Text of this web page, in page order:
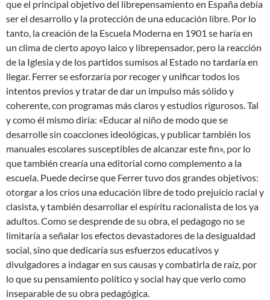
que el principal objetivo del librepensamiento en España debía
ser el desarrollo y la protección de una educación libre. Por lo
tanto, la creación de la Escuela Moderna en 1901 se haría en
un clima de cierto apoyo laico y librepensador, pero la reacción
de la Iglesia y de los partidos sumisos al Estado no tardaría en
llegar. Ferrer se esforzaría por recoger y unificar todos los
intentos previos y tratar de dar un impulso más sólido y
coherente, con programas más claros y estudios rigurosos. Tal
y como él mismo diría: «Educar al niño de modo que se
desarrolle sin coacciones ideológicas, y publicar también los
manuales escolares susceptibles de alcanzar este fin», por lo
que también crearía una editorial como complemento a la
escuela. Puede decirse que Ferrer tuvo dos grandes objetivos:
otorgar a los críos una educación libre de todo prejuicio racial y
clasista, y también desarrollar el espíritu racionalista de los ya
adultos. Como se desprende de su obra, el pedagogo no se
limitaría a señalar los efectos devastadores de la desigualdad
social, sino que dedicaría sus esfuerzos educativos y
divulgadores a indagar en sus causas y combatirla de raíz, por
lo que su pensamiento político y social hay que verlo como
inseparable de su obra pedagógica.